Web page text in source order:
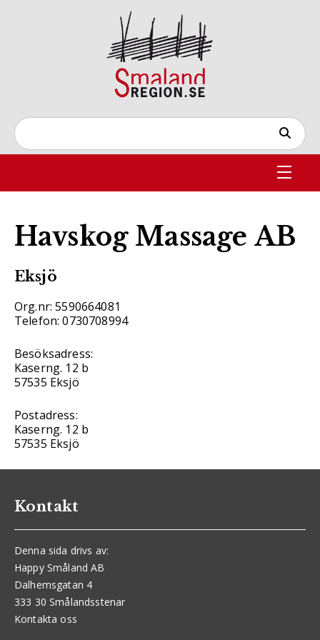
Havskog Massage AB
Eksjö
Org.nr: 5590664081
Telefon: 0730708994
Besöksadress:
Kaserng. 12 b
57535 Eksjö
Postadress:
Kaserng. 12 b
57535 Eksjö
Kontakt
Denna sida drivs av:
Happy Småland AB
Dalhemsgatan 4
333 30 Smålandsstenar
Kontakta oss